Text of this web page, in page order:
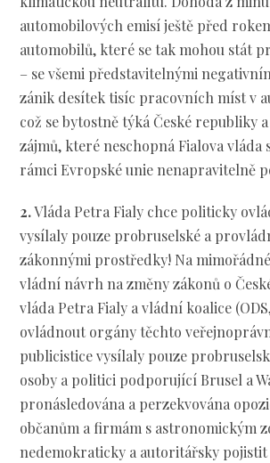
automobilových emisí ještě před
automobilů, které se tak mohou stát
– se všemi představitelnými
zánik desítek tisíc pracovních míst v
což se bytostně týká České republiky
zájmů, které neschopná Fialova
rámci Evropské unie nenapravitelně
2.Vláda Petra Fialy chce politicky
vysílaly pouze probruselské a
zákonnými prostředky! Na
vládní návrh na změny zákonů o
vláda Petra Fialy a vládní koalice
ovládnout orgány těchto
publicistice vysílaly pouze
osoby a politici podporující Brusel a
pronásledována a perzekvována
občanům a firmám s astronomickým
nedemokraticky a autoritářsky